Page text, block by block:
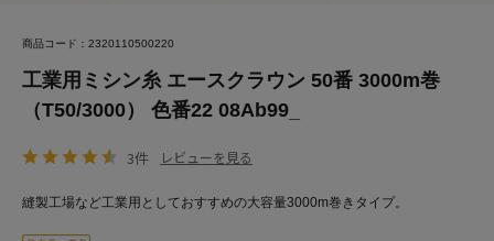
商品コード：2320110500220
工業用ミシン糸 エースクラウン 50番 3000m巻
（T50/3000） 色番22 08Ab99_
3件 レビューを見る
縫製工場など工業用としておすすめの大容量3000m巻きタイプ。